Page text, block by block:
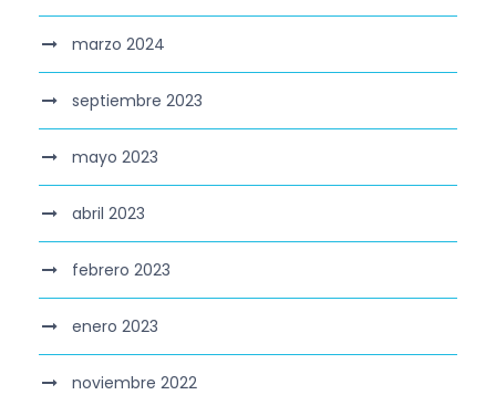
marzo 2024
septiembre 2023
mayo 2023
abril 2023
febrero 2023
enero 2023
noviembre 2022